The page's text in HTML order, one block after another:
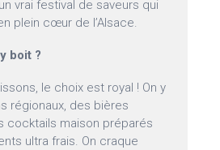
vrai festival de saveurs qui
plein cœur de l’Alsace.
boit ?
le choix est royal ! On y
régionaux, des bières
cocktails maison préparés
ultra frais. On craque